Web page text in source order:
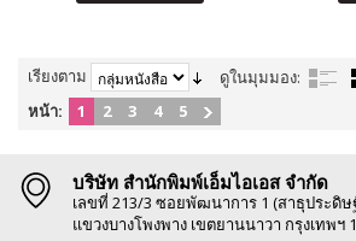
เรียงตาม
ดูในมุมมอง:
หน้า:
1 2 3 4 5
บริษัท สำนักพิมพ์เอ็มไอเอส จำกัด
เลขที่ 213/3 ซอยพัฒนาการ 1 (สาธุประดิษ
แขวงบางโพงพาง เขตยานนาวา กรุงเทพฯ